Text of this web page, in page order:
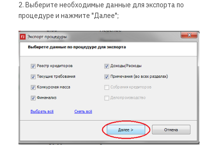
2. Выберите необходимые данные для экспорта по
процедуре и нажмите "Далее";